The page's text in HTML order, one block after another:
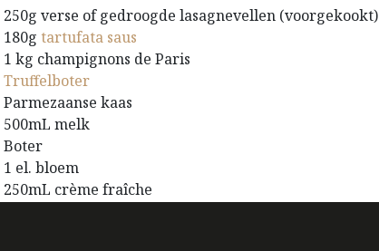
250g verse of gedroogde lasagnevellen (voorgekookt)
180g tartufata saus
1 kg champignons de Paris
Truffelboter
Parmezaanse kaas
500mL melk
Boter
1 el. bloem
250mL crème fraîche